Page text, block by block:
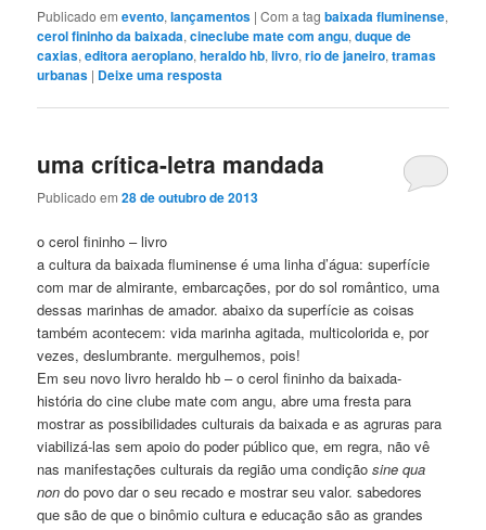
Publicado em evento,lançamentos |Com a tagbaixada fluminense,
cerol fininho da baixada,cineclube mate com angu,duque de
caxias,editora aeroplano,heraldo hb,livro,rio de janeiro,tramas
urbanas | Deixe uma resposta
uma crítica-letra mandada
Publicado em28 de outubro de 2013
o cerol fininho – livro
a cultura da baixada fluminense é uma linha d’água: superfície
com mar de almirante, embarcações, por do sol romântico, uma
dessas marinhas de amador. abaixo da superfície as coisas
também acontecem: vida marinha agitada, multicolorida e, por
vezes, deslumbrante. mergulhemos, pois!
Em seu novo livro heraldo hb – o cerol fininho da baixada-
história do cine clube mate com angu, abre uma fresta para
mostrar as possibilidades culturais da baixada e as agruras para
viabilizá-las sem apoio do poder público que, em regra, não vê
nas manifestações culturais da região uma condiçãosine qua
non do povo dar o seu recado e mostrar seu valor. sabedores
que são de que o binômio cultura e educação são as grandes